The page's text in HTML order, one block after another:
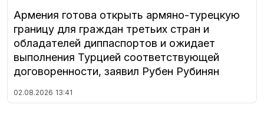
Армения готова открыть армяно-турецкую
границу для граждан третьих стран и
обладателей диппаспортов и ожидает
выполнения Турцией соответствующей
договоренности, заявил Рубен Рубинян
02.08.2026 13:41